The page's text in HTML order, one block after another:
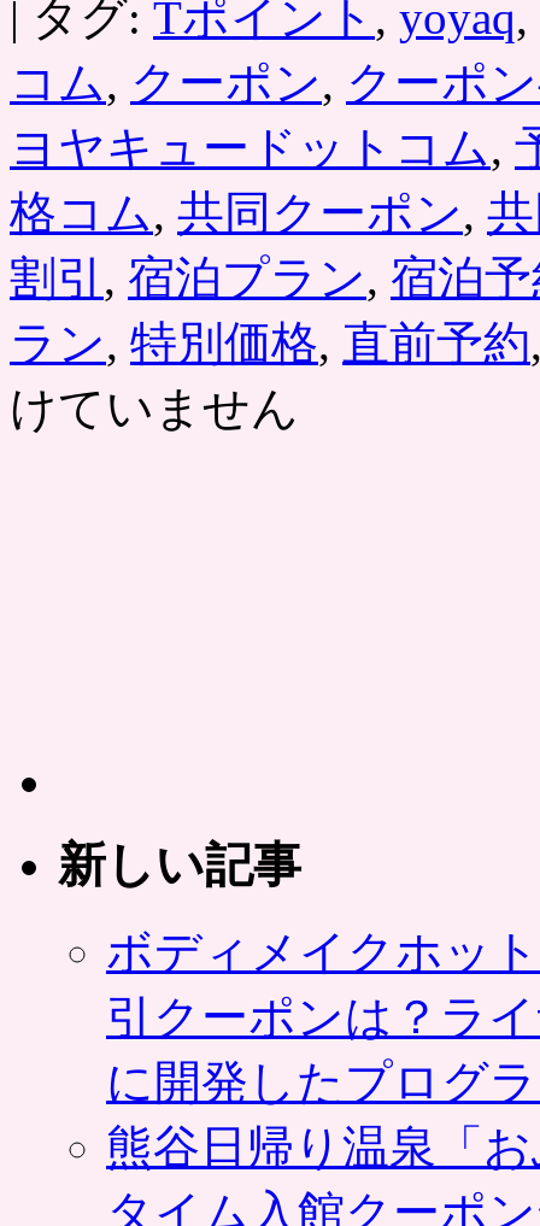
| タグ: Tポイント , yoyaq,
コム, クーポン, クーポ
ヨヤキュードットコム,
格コム, 共同クーポン,
割引 , 宿泊プラン, 宿泊
ラン, 特別価格, 直前予約
けていません
新しい記事
ボディメイクホッ
引クーポンは？ラ
に開発したプログ
熊谷日帰り温泉「
タイム入館クーポ